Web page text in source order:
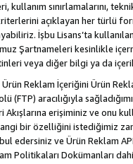
kullanım sınırlamalarını,
açıklayan her türlü
İşbu Lisans’ta
Şartnameleri kesinlikle
veya diğer bilgi ya da
Ürün Reklam İçeriğini Ürün
aracılığıyla
Akışlarına erişiminiz ve onu
bir özelliğini
edersiniz ve Ürün Reklam
Politikaları Dokümanları